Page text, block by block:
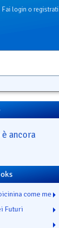
Fai login o registrati
ancora
come me
Futuri